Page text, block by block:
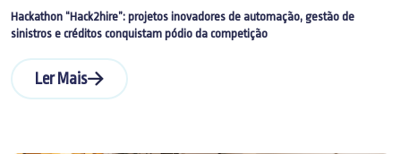
Hackathon “Hack2hire”: projetos inovadores de automação, gestão de
sinistros e créditos conquistam pódio da competição
Ler Mais